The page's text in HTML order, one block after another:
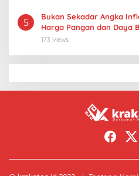
5
Bukan Sekadar Angka
Harga Pangan dan Daya
173 Views